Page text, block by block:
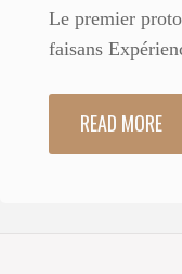
Le premier
faisans
READ MORE"01